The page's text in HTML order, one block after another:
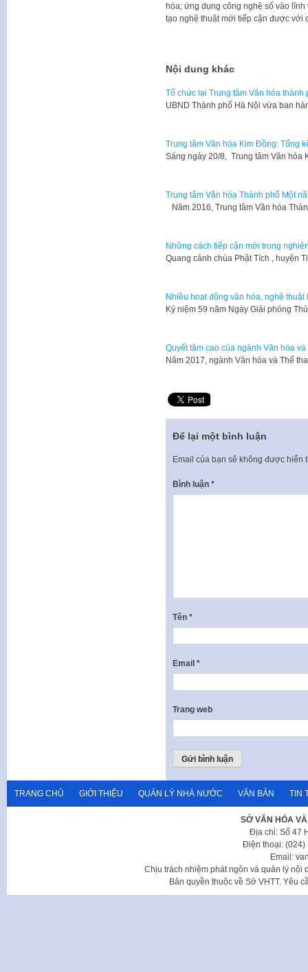
hóa; ứng dụng công nghệ số vào
tạo nghệ thuật mới tiếp cận được với
Nội dung khác
Tổ chức lại Trung tâm Văn hóa thành
UBND Thành phố Hà Nội vừa ban
Trung tâm Văn hóa Kim Đồng: Tổng
Sáng ngày 20/8, Trung tâm Văn
Trung tâm Văn hóa Thành phố Một
Năm 2016, Trung tâm Văn hóa
Những cách tiếp cận mới trong
Quang cảnh chùa Phật Tích , huyện
Nhiều hoạt động văn hóa, nghệ
​Kỷ niệm 59 năm Ngày Giải phóng
Quyết tâm cao của ngành Văn hóa
Năm 2017, ngành Văn hóa và Thể
Để lại một bình luận
Email của bạn sẽ không được hiển
Bình luận *
Tên *
Email *
Trang web
TRANG CHỦ GIỚI THIỆU QUẢN LÝ NHÀ NƯỚC VĂN BẢN TIN
SỞ VĂN HÓA
Địa chỉ: Số 47
Điện thoại: (024)
Email:
Chịu trách nhiệm phát ngôn và quản lý nội
Bản quyền thuộc về Sở VHTT. Yêu